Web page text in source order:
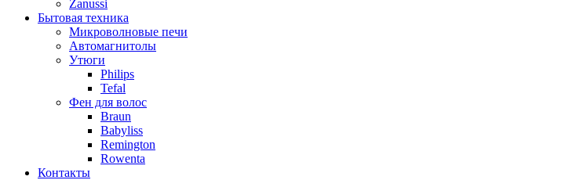
Zanussi
Бытовая техника
Микроволновые печи
Автомагнитолы
Утюги
Philips
Tefal
Фен для волос
Braun
Babyliss
Remington
Rowenta
Контакты